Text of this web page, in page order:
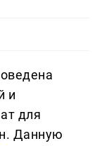
и
для
Данную